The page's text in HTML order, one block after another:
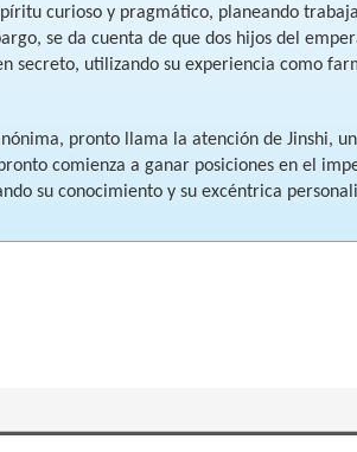
curioso y pragmático, planeando
se da cuenta de que dos hijos del
secreto, utilizando su experiencia como
pronto llama la atención de Jinshi,
comienza a ganar posiciones en el
su conocimiento y su excéntrica